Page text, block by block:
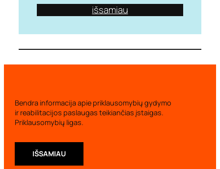
išsamiau
Bendra informacija apie priklausomybių gydymo
ir reabilitacijos paslaugas teikiančias įstaigas.
Priklausomybių ligas.
IŠSAMIAU